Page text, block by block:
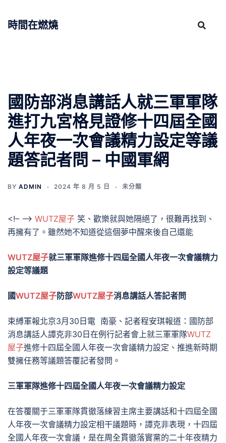
時間在燃燒
國防部消息講話人就三軍軍隊
進打九宮格見證修十四屆全國
人年夜一次會議精力設定等議
題答記者問 – 中國軍網
BY ADMIN 2024 年 8 月 5 日 未分類
<!– –> WUTZ屋子 笑、歡樂就與她隔絕了，很難再找到、
再擁有了。雖然她不知道從這個夢中醒來後自己還能
WUTZ屋子就三軍軍隊進修十四屆全國人年夜一次會議精力
設定等議題
國WUTZ屋子防部WUTZ屋子消息講話人答記者問
束縛軍報北京3月30日電 南豪、記者程安琪報道：國防部
消息講話人譚克非30日在例行記者會上就三軍軍隊WUTZ
屋子進修十四屆全國人年夜一次會議精力設定、推進新時期
雙擁任務等議題答覆記者發問。
三軍軍隊進修十四屆全國人年夜一次會議精力設定
在答覆關于三軍軍隊貫徹落練習主席主要講話和十四屆全國
人年夜一次會議精力設定相干議題時，譚克非表現，十四屆
全國人年夜一次會議，是在周全貫徹落實黨的二十年夜精力